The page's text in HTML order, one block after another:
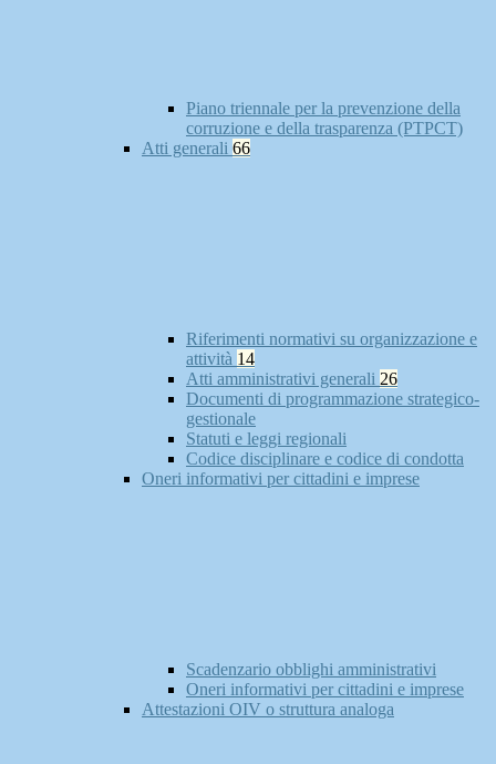
Piano triennale per la prevenzione della
corruzione e della trasparenza (PTPCT)
Atti generali 66
Riferimenti normativi su organizzazione e
attività 14
Atti amministrativi generali 26
Documenti di programmazione strategico-
gestionale
Statuti e leggi regionali
Codice disciplinare e codice di condotta
Oneri informativi per cittadini e imprese
Scadenzario obblighi amministrativi
Oneri informativi per cittadini e imprese
Attestazioni OIV o struttura analoga